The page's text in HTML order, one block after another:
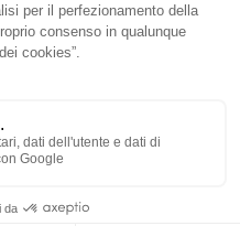
di navigazione